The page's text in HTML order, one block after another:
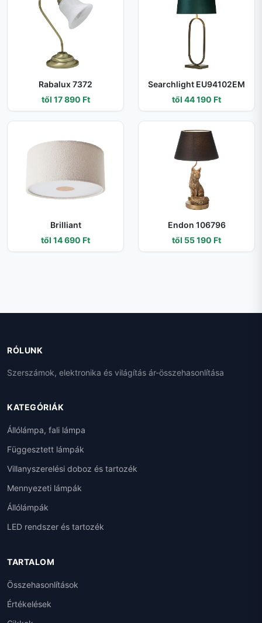
Rabalux 7372
től 17 890 Ft
Searchlight EU94102EM
től 44 190 Ft
Brilliant
től 14 690 Ft
Endon 106796
től 55 190 Ft
RÓLUNK
Szerszámok, elektronika és világítás ár-összehasonlítása
KATEGÓRIÁK
Állólámpa, fali lámpa
Függesztett lámpák
Villanyszerelési doboz és tartozék
Mennyezeti lámpák
Állólámpák
LED rendszer és tartozék
TARTALOM
Összehasonlítások
Értékelések